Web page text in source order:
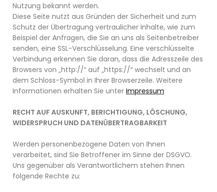
Nutzung bekannt werden.
Diese Seite nutzt aus Gründen der Sicherheit und zum
Schutz der Übertragung vertraulicher Inhalte, wie zum
Beispiel der Anfragen, die Sie an uns als Seitenbetreiber
senden, eine SSL-Verschlüsselung. Eine verschlüsselte
Verbindung erkennen Sie daran, dass die Adresszeile des
Browsers von „http://“ auf „https://“ wechselt und an
dem Schloss-Symbol in Ihrer Browserzeile. Weitere
Informationen erhalten Sie unterImpressum
RECHT AUF AUSKUNFT, BERICHTIGUNG, LÖSCHUNG,
WIDERSPRUCH UND DATENÜBERTRAGBARKEIT
Werden personenbezogene Daten von Ihnen
verarbeitet, sind Sie Betroffener im Sinne der DSGVO.
Uns gegenüber als Verantwortlichem stehen Ihnen
folgende Rechte zu: